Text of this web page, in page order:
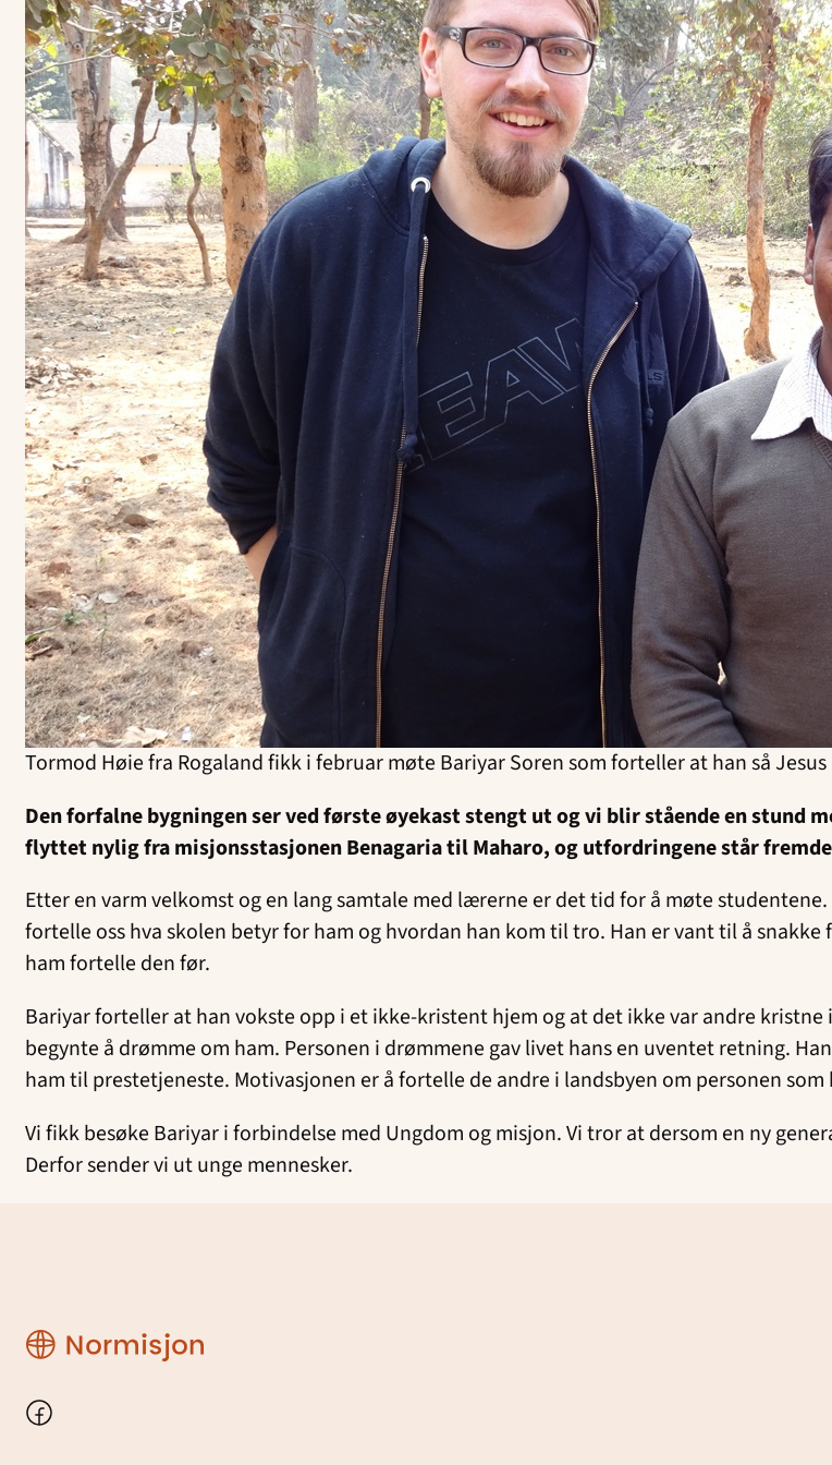
Tormod Høie fra Rogaland fikk i februar møte Bariyar Soren som forteller at han så
Den forfalne bygningen ser ved første øyekast stengt ut og vi blir stående en stund
flyttet nylig fra misjonsstasjonen Benagaria til Maharo, og utfordringene står
Etter en varm velkomst og en lang samtale med lærerne er det tid for å møte
fortelle oss hva skolen betyr for ham og hvordan han kom til tro. Han er vant til å
ham fortelle den før.
Bariyar forteller at han vokste opp i et ikke-kristent hjem og at det ikke var andre
begynte å drømme om ham. Personen i drømmene gav livet hans en uventet retning.
ham til prestetjeneste. Motivasjonen er å fortelle de andre i landsbyen om personen
Vi fikk besøke Bariyar i forbindelse med Ungdom og misjon. Vi tror at dersom en ny
Derfor sender vi ut unge mennesker.
Region
Rogaland
Facebook